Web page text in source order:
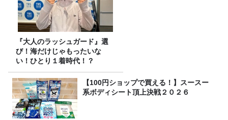
『大人のラッシュガード』選
び！海だけじゃもったいな
い！ひとり１着時代！？
【100円ショップで買える！】スースー
系ボディシート頂上決戦２０２６